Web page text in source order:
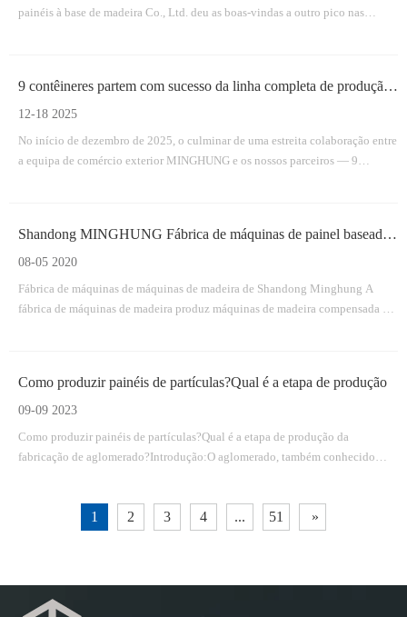
painéis à base de madeira Co., Ltd. deu as boas-vindas a outro pico nas
9 contêineres partem com sucesso da linha completa de produção de compensado da MINGHUNG
12-18 2025
No início de dezembro de 2025, o culminar de uma estreita colaboração entre
a equipa de comércio exterior MINGHUNG e os nossos parceiros — 9
Shandong MINGHUNG Fábrica de máquinas de painel baseada em madeira
08-05 2020
Fábrica de máquinas de máquinas de madeira de Shandong Minghung A
fábrica de máquinas de madeira produz máquinas de madeira compensada em
Como produzir painéis de partículas?Qual é a etapa de produção
09-09 2023
Como produzir painéis de partículas?Qual é a etapa de produção da
fabricação de aglomerado?Introdução:O aglomerado, também conhecido
madeira e adesivo juntos
1 2 3 4 ... 51 »